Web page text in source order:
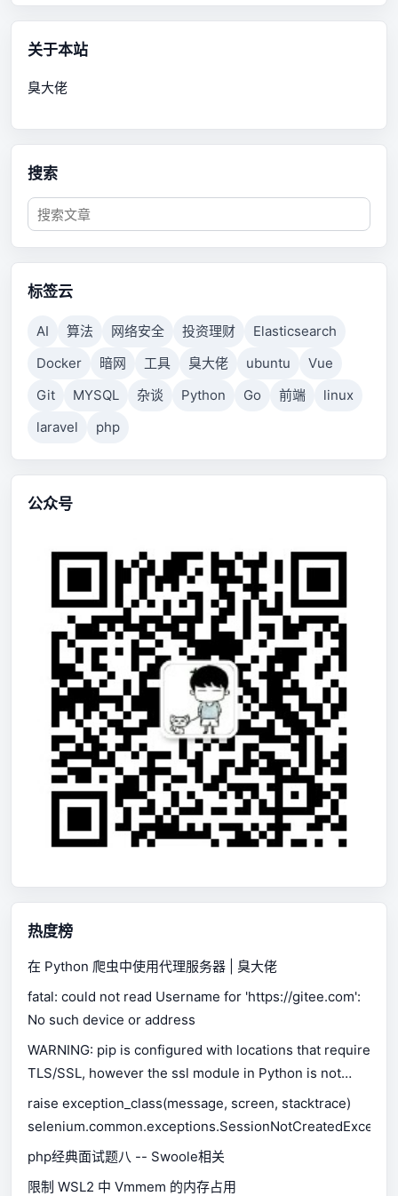
关于本站
臭大佬
搜索
标签云
AI 算法 网络安全 投资理财
Elasticsearch
Docker
暗网 工具 臭大佬 ubuntu
Vue
Git
MYSQL 杂谈 Python Go 前端
linux
laravel
php
公众号
热度榜
在 Python 爬虫中使用代理服务器 | 臭大佬
fatal: could not read Username for 'https://gitee.com':
No such device or address
WARNING: pip is configured with locations that require
TLS/SSL, however the ssl module in Python is not
available.
raise exception_class(message, screen, stacktrace)
php经典面试题八 -- Swoole相关
限制 WSL2 中 Vmmem 的内存占用